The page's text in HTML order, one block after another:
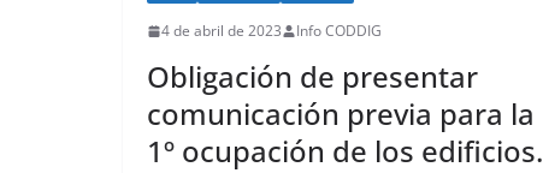
4 de abril de 2023 Info CODDIG
Obligación de presentar
comunicación previa para la
1º ocupación de los edificios.